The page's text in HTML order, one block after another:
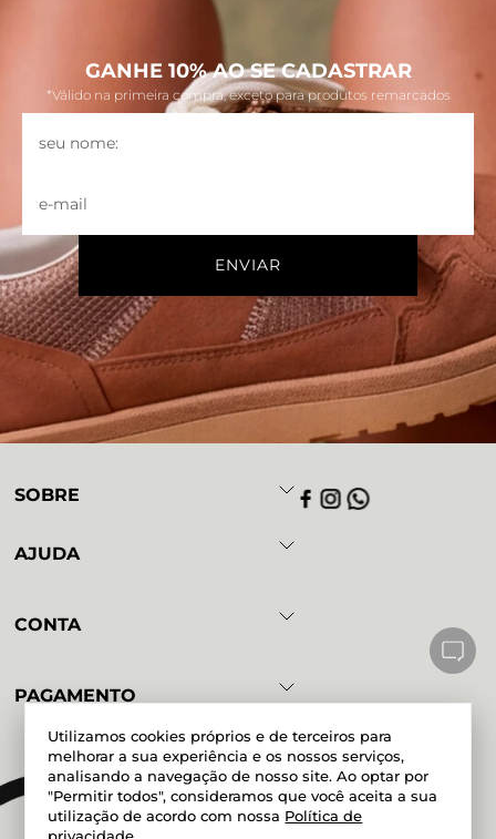
Utilizamos cookies próprios e de terceiros para
melhorar a sua experiência e os nossos serviços,
analisando a navegação de nosso site. Ao optar por
"Permitir todos", consideramos que você aceita a sua
utilização de acordo com nossa Política de
GANHE 10% AO SE CADASTRAR
*Válido na primeira compra, exceto para produtos remarcados
SOBRE
AJUDA
CONTA
PAGAMENTO
Powered by Developed by